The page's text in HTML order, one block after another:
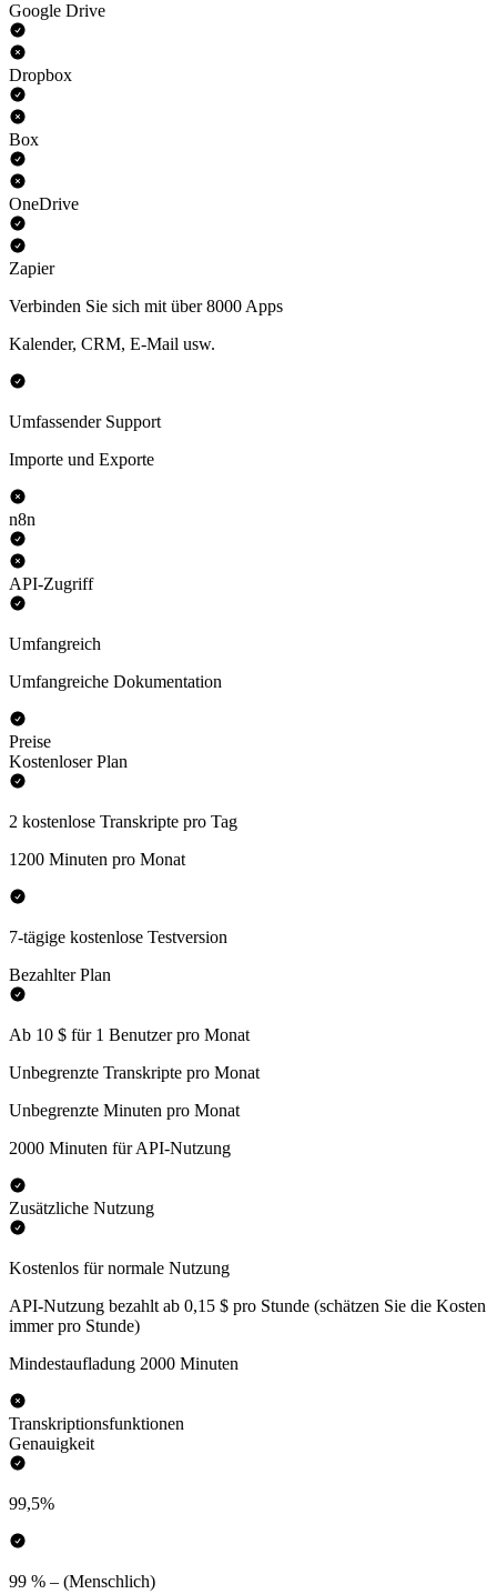
Google Drive
Dropbox
Box
OneDrive
Zapier
Verbinden Sie sich mit über 8000 Apps
Kalender, CRM, E-Mail usw.
Umfassender Support
Importe und Exporte
n8n
API-Zugriff
Umfangreich
Umfangreiche Dokumentation
Preise
Kostenloser Plan
2 kostenlose Transkripte pro Tag
1200 Minuten pro Monat
7-tägige kostenlose Testversion
Bezahlter Plan
Ab 10 $ für 1 Benutzer pro Monat
Unbegrenzte Transkripte pro Monat
Unbegrenzte Minuten pro Monat
2000 Minuten für API-Nutzung
Zusätzliche Nutzung
Kostenlos für normale Nutzung
API-Nutzung bezahlt ab 0,15 $ pro Stunde (schätzen Sie die Kosten
immer pro Stunde)
Mindestaufladung 2000 Minuten
Transkriptionsfunktionen
Genauigkeit
99,5%
99 % – (Menschlich)